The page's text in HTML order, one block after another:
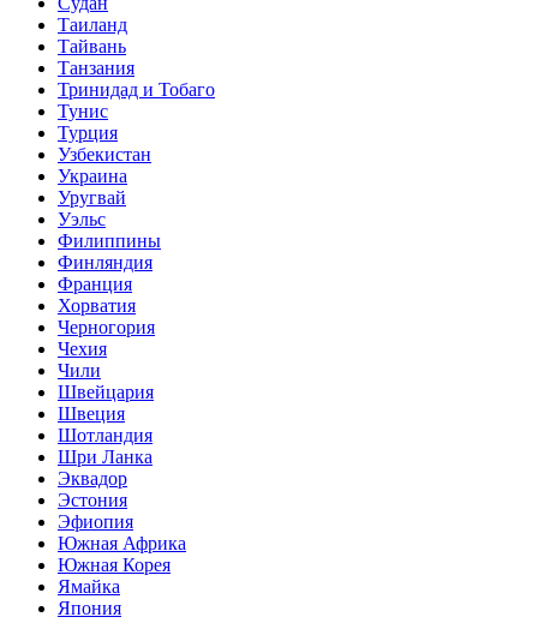
Таиланд
Тайвань
Танзания
Тринидад и Тобаго
Тунис
Турция
Узбекистан
Украина
Уругвай
Уэльс
Филиппины
Финляндия
Франция
Хорватия
Черногория
Чехия
Чили
Швейцария
Швеция
Шотландия
Шри Ланка
Эквадор
Эстония
Эфиопия
Южная Африка
Южная Корея
Ямайка
Япония